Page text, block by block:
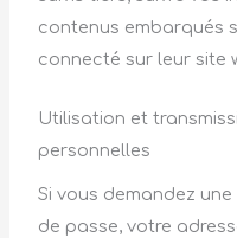
contenus embarqués
connecté sur leur site
Utilisation et
personnelles
Si vous demandez
de passe, votre